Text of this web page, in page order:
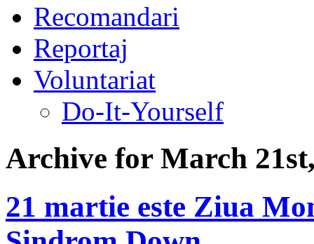
Recomandari
Reportaj
Voluntariat
Do-It-Yourself
Archive for March
21 martie este Ziua